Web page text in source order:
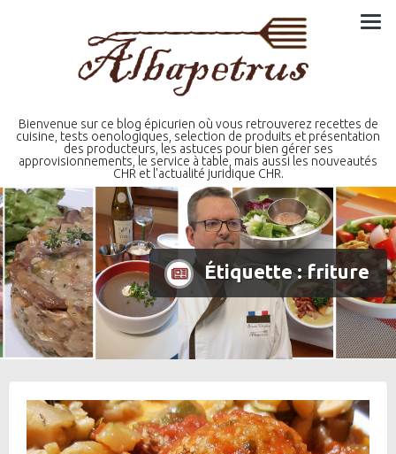
Bienvenue sur ce blog épicurien où vous retrouverez recettes de
cuisine, tests oenologiques, selection de produits et présentation
des producteurs, les astuces pour bien gérer ses
approvisionnements, le service à table, mais aussi les nouveautés
CHR et l'actualité juridique CHR.
Étiquette :friture